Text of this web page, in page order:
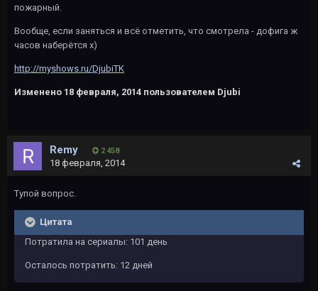
пожарный.
Вообще, если заняться и всё отметить, что смотрела - дофига ж
часов наберётся х)
http://myshows.ru/DjubiTK
Изменено 18 февраля, 2014 пользователем Djubi
Rеmy 2 458
18 февраля, 2014
Тупой вопрос.
Цитата
Потратила на сериалы: 101 день
Осталось потратить: 12 дней